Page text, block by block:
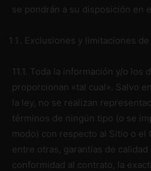
se pondrán a su disposición en
Exclusiones y limitaciones
11.1. Toda la información y/o los
proporcionan «tal cual». Salvo
la ley, no se realizan
términos de ningún tipo (o se
modo) con respecto al Sitio o el
entre otras, garantías de calidad
conformidad al contrato, la